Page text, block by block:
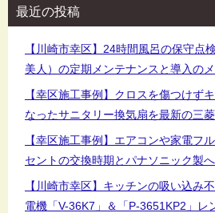
最近の投稿
【川崎市幸区】24時間風呂の保守点
美人）の定期メンテナンスと導入の
【幸区施工事例】クロスを傷つけず
なったサニタリー換気扇を最新の三
【幸区施工事例】エアコンや家電フ
セントの交換時期とパナソニック製
【川崎市幸区】キッチンの吸い込み
電機「V-36K7」＆「P-3651KP2」レ